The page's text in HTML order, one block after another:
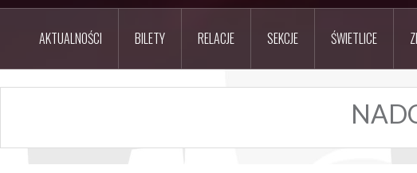
AKTUALNOŚCI BILETY RELACJE SEKCJE ŚWIETLICE